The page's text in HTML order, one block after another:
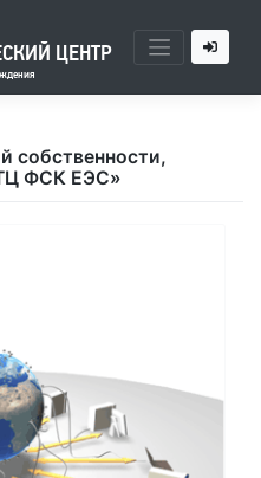
ЦЕНТР
собственности,
ФСК ЕЭС»